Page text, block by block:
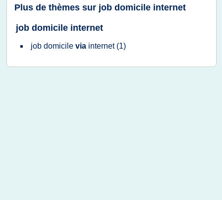
Plus de thèmes sur job domicile internet
job domicile internet
job domicile via internet (1)